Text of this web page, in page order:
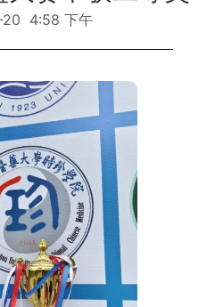
20 4:58 下午